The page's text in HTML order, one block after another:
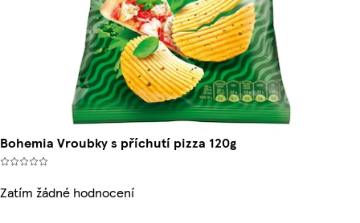
Bohemia Vroubky s příchutí pizza 120g
Zatím žádné hodnocení